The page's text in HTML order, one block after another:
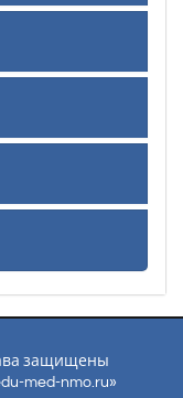
защищены
med-nmo.ru»